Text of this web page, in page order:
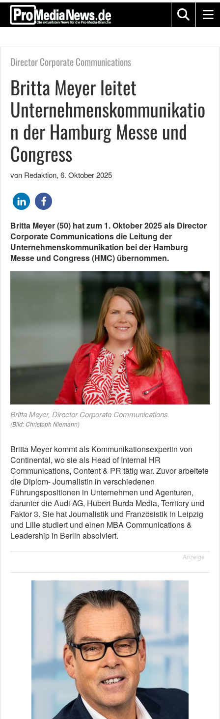
Director Corporate Communications
Britta Meyer leitet
Unternehmenskommunikatio
n der Hamburg Messe und
Congress
von Redaktion, 6. Oktober 2025
Britta Meyer (50) hat zum 1. Oktober 2025 als Director
Corporate Communications die Leitung der
Unternehmenskommunikation bei der Hamburg
Messe und Congress (HMC) übernommen.
Britta Meyer, Director Corporate Communications
(Bild: Christoph Niemann)
Britta Meyer kommt als Kommunikationsexpertin von
Continental, wo sie als Head of Internal HR
Communications, Content & PR tätig war. Zuvor arbeitete
die Diplom- Journalistin in verschiedenen
Führungspositionen in Unternehmen und Agenturen,
darunter die Audi AG, Hubert Burda Media, Territory und
Faktor 3. Sie hat Journalistik und Französistik in Leipzig
und Lille studiert und einen MBA Communications &
Leadership in Berlin absolviert.
Anzeige